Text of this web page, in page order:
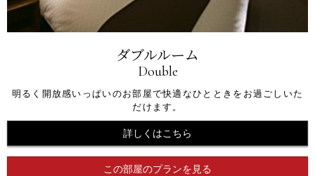
ダブルルーム
Double
明るく開放感いっぱいのお部屋で快適なひとときをお過ごしいた
だけます。
詳しくはこちら
この部屋のプランを見る